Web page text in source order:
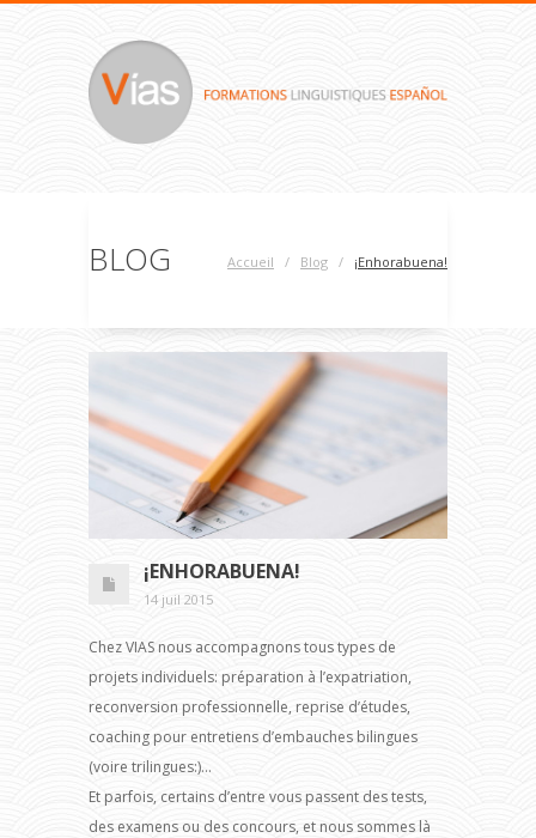
BLOG Accueil / Blog / ¡Enhorabuena!
¡ENHORABUENA!
14 juil 2015
Chez VIAS nous accompagnons tous types de
projets individuels: préparation à l’expatriation,
reconversion professionnelle, reprise d’études,
coaching pour entretiens d’embauches bilingues
(voire trilingues:)…
Et parfois, certains d’entre vous passent des tests,
des examens ou des concours, et nous sommes là